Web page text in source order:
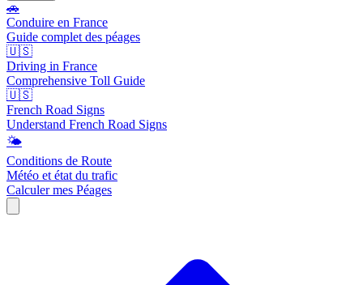
🚗
Conduire en France
Guide complet des péages
🇺🇸
Driving in France
Comprehensive Toll Guide
🇺🇸
French Road Signs
Understand French Road Signs
🌤️
Conditions de Route
Météo et état du trafic
Calculer mes Péages